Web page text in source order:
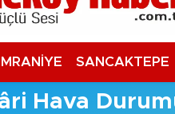
SANCAKTEPE
Hava
ve Fikstür